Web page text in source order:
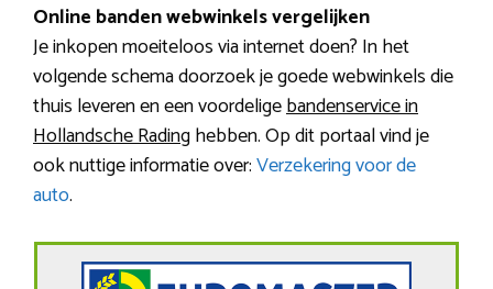
Online banden webwinkels vergelijken
Je inkopen moeiteloos via internet doen? In het
volgende schema doorzoek je goede webwinkels die
thuis leveren en een voordeligebandenservice in
Hollandsche Radinghebben. Op dit portaal vind je
ook nuttige informatie over:Verzekering voor de
auto.